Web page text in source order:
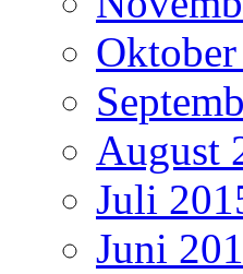
August
Juli
Juni